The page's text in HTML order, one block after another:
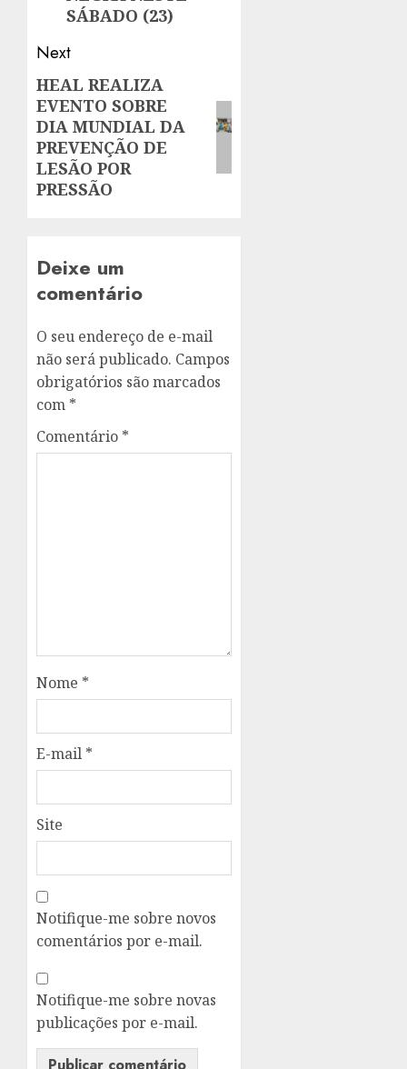
SÁBADO (23)
Next
Next
post:
HEAL REALIZA
EVENTO SOBRE
DIA MUNDIAL DA
PREVENÇÃO DE
LESÃO POR
PRESSÃO
Deixe um
comentário
O seu endereço de e-mail
não será publicado. Campos
obrigatórios são marcados
com *
Comentário *
Nome *
E-mail *
Site
Notifique-me sobre novos
comentários por e-mail.
Notifique-me sobre novas
publicações por e-mail.